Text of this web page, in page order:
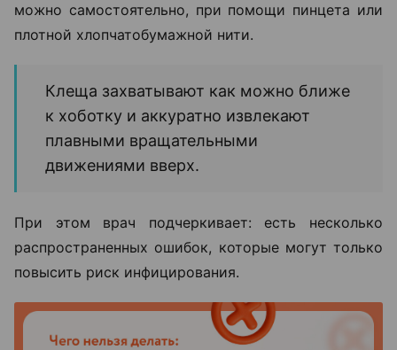
можно самостоятельно, при помощи пинцета или
плотной хлопчатобумажной нити.
Клеща захватывают как можно ближе
к хоботку и аккуратно извлекают
плавными вращательными
движениями вверх.
При этом врач подчеркивает: есть несколько
распространенных ошибок, которые могут только
повысить риск инфицирования.